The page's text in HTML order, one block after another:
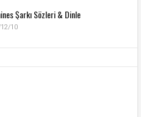
Şarkı Sözleri & Dinle
10